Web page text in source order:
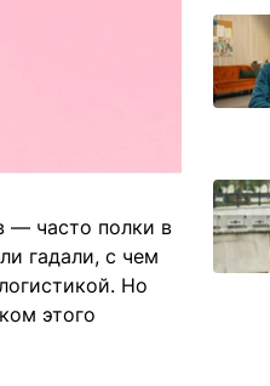
— часто полки в
гадали, с чем
Но
этого